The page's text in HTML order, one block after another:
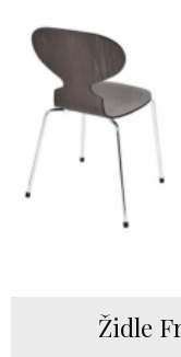
Židle